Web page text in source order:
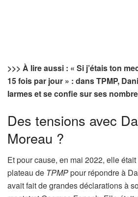
>>> À lire aussi : « Si j’étais ton
15 fois par jour » : dans TPMP,
larmes et se confie sur ses
Des tensions avec
Moreau ?
Et pour cause, en mai 2022, elle
plateau de TPMPpour répondre à
avait fait de grandes déclarations à